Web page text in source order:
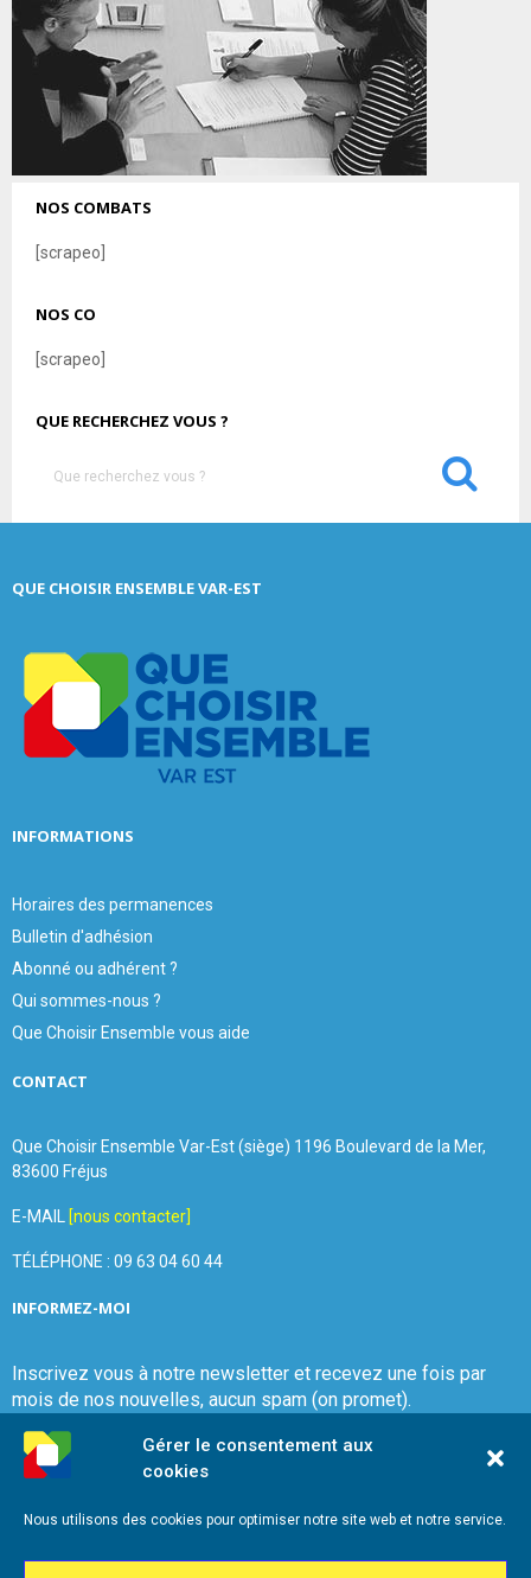
Gérer le consentement aux
cookies
Nous utilisons des cookies pour optimiser notre site web et notre service.
NOS COMBATS
[scrapeo]
NOS CO
[scrapeo]
QUE RECHERCHEZ VOUS ?
h
S
QUE CHOISIR ENSEMBLE VAR-EST
INFORMATIONS
Horaires des permanences
Bulletin d'adhésion
Abonné ou adhérent ?
Qui sommes-nous ?
Que Choisir Ensemble vous aide
CONTACT
Que Choisir Ensemble Var-Est (siège) 1196 Boulevard de la Mer,
83600 Fréjus
E-MAIL [nous contacter]
TÉLÉPHONE : 09 63 04 60 44
INFORMEZ-MOI
Inscrivez vous à notre newsletter et recevez une fois par
mois de nos nouvelles, aucun spam (on promet).